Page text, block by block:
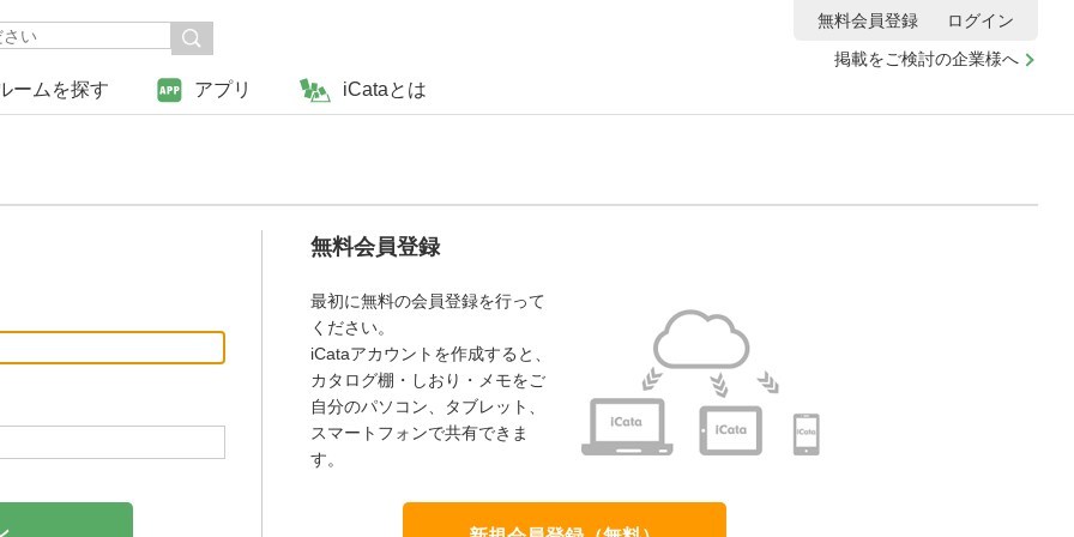
ームを探す アプリ iCataとは
掲載をご検討の企業様へ
無料会員登録 ログイン
無料会員登録
最初に無料の会員登録を行って
ください。
iCataアカウントを作成すると、
カタログ棚・しおり・メモをご
自分のパソコン、タブレット、
スマートフォンで共有できま
す。